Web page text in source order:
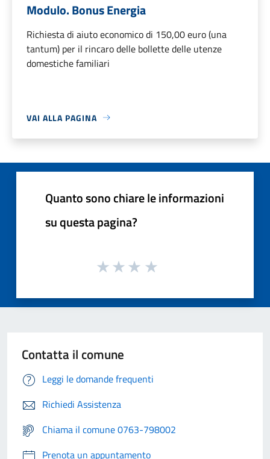
Modulo. Bonus Energia
Richiesta di aiuto economico di 150,00 euro (una
tantum) per il rincaro delle bollette delle utenze
domestiche familiari
VAI ALLA PAGINA
Quanto sono chiare le informazioni
su questa pagina?
Contatta il comune
Leggi le domande frequenti
Richiedi Assistenza
Chiama il comune 0763-798002
Prenota un appuntamento